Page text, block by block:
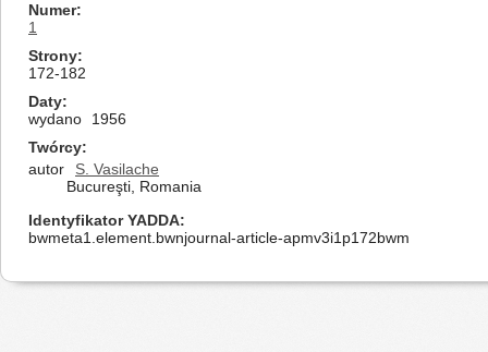
Numer
1
Strony
172-182
Daty
wydano
1956
Twórcy
autor
S. Vasilache
Bucureşti, Romania
Identyfikator YADDA
bwmeta1.element.bwnjournal-article-apmv3i1p172bwm